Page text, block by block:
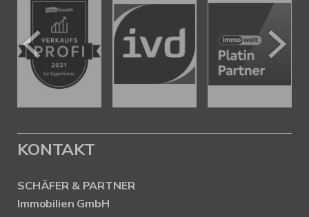
KONTAKT
SCHÄFER & PARTNER
Immobilien GmbH